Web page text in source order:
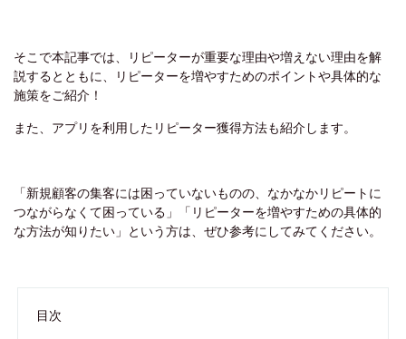
そこで本記事では、リピーターが重要な理由や増えない理由を解
説するとともに、リピーターを増やすためのポイントや具体的な
施策をご紹介！
また、アプリを利用したリピーター獲得方法も紹介します。
「新規顧客の集客には困っていないものの、なかなかリピートに
つながらなくて困っている」「リピーターを増やすための具体的
な方法が知りたい」という方は、ぜひ参考にしてみてください。
目次